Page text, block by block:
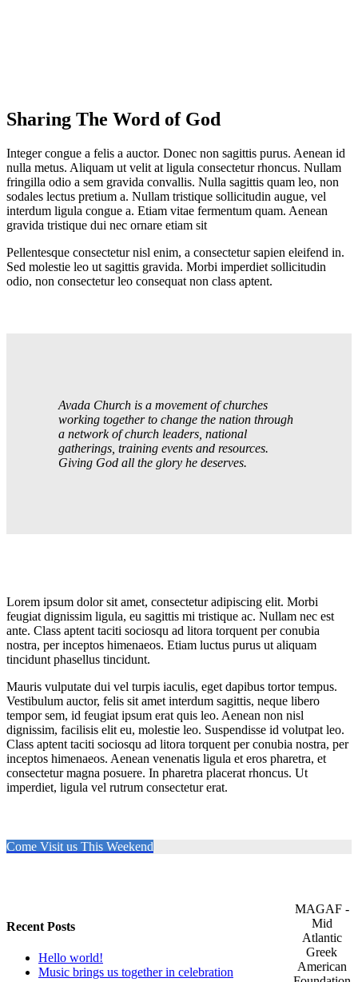
Sharing The Word of God
Integer congue a felis a auctor. Donec non sagittis purus. Aenean id
nulla metus. Aliquam ut velit at ligula consectetur rhoncus. Nullam
fringilla odio a sem gravida convallis. Nulla sagittis quam leo, non
sodales lectus pretium a. Nullam tristique sollicitudin augue, vel
interdum ligula congue a. Etiam vitae fermentum quam. Aenean
gravida tristique dui nec ornare etiam sit
Pellentesque consectetur nisl enim, a consectetur sapien eleifend in.
Sed molestie leo ut sagittis gravida. Morbi imperdiet sollicitudin
odio, non consectetur leo consequat non class aptent.
Avada Church is a movement of churches
working together to change the nation through
a network of church leaders, national
gatherings, training events and resources.
Giving God all the glory he deserves.
Lorem ipsum dolor sit amet, consectetur adipiscing elit. Morbi
feugiat dignissim ligula, eu sagittis mi tristique ac. Nullam nec est
ante. Class aptent taciti sociosqu ad litora torquent per conubia
nostra, per inceptos himenaeos. Etiam luctus purus ut aliquam
tincidunt phasellus tincidunt.
Mauris vulputate dui vel turpis iaculis, eget dapibus tortor tempus.
Vestibulum auctor, felis sit amet interdum sagittis, neque libero
tempor sem, id feugiat ipsum erat quis leo. Aenean non nisl
dignissim, facilisis elit eu, molestie leo. Suspendisse id volutpat leo.
Class aptent taciti sociosqu ad litora torquent per conubia nostra, per
inceptos himenaeos. Aenean venenatis ligula et eros pharetra, et
consectetur magna posuere. In pharetra placerat rhoncus. Ut
imperdiet, ligula vel rutrum consectetur erat.
Come Visit us This Weekend
Recent Posts
Hello world!
Music brings us together in celebration
MAGAF -
Mid
Atlantic
Greek
American